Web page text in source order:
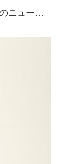
ニュー…